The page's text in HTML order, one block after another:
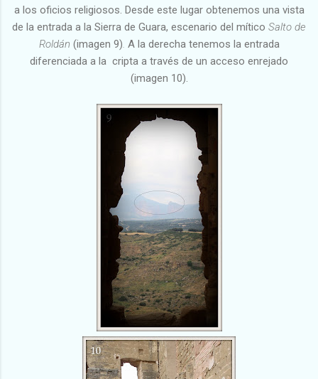
a los oficios religiosos. Desde este lugar obtenemos una vista
de la entrada a la Sierra de Guara, escenario del mítico Salto de
Roldán (imagen 9). A la derecha tenemos la entrada
diferenciada a la cripta a través de un acceso enrejado
(imagen 10).